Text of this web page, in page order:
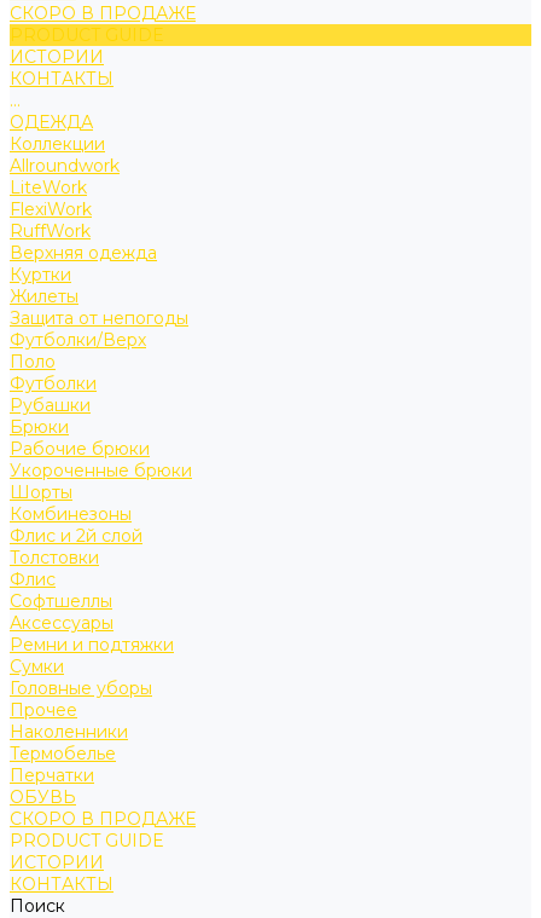
СКОРО В ПРОДАЖЕ
PRODUCT GUIDE
ИСТОРИИ
КОНТАКТЫ
...
ОДЕЖДА
Коллекции
Allroundwork
LiteWork
FlexiWork
RuffWork
Верхняя одежда
Куртки
Жилеты
Защита от непогоды
Футболки/Верх
Поло
Футболки
Рубашки
Брюки
Рабочие брюки
Укороченные брюки
Шорты
Комбинезоны
Флис и 2й слой
Толстовки
Флис
Софтшеллы
Аксессуары
Ремни и подтяжки
Сумки
Головные уборы
Прочее
Наколенники
Термобелье
Перчатки
ОБУВЬ
СКОРО В ПРОДАЖЕ
PRODUCT GUIDE
ИСТОРИИ
КОНТАКТЫ
Поиск